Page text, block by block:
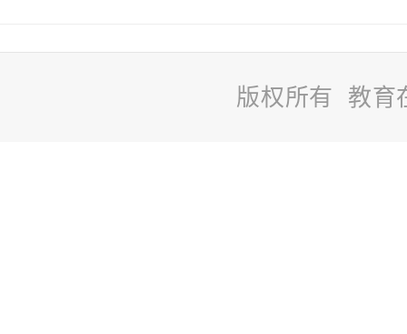
版权所有 教育